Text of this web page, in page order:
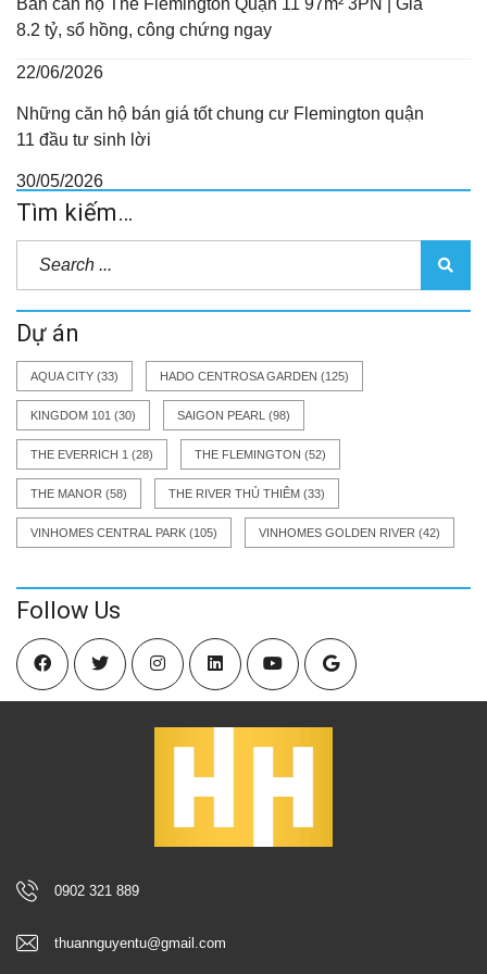
8.2 tỷ, sổ hồng, công chứng ngay
22/06/2026
Những căn hộ bán giá tốt chung cư Flemington quận
11 đầu tư sinh lời
30/05/2026
Tìm kiếm…
Dự án
AQUA CITY (33) HADO CENTROSA GARDEN (125)
KINGDOM 101 (30) SAIGON PEARL (98)
THE EVERRICH 1 (28) THE FLEMINGTON (52)
THE MANOR (58) THE RIVER THỦ THIÊM (33)
VINHOMES CENTRAL PARK (105) VINHOMES GOLDEN RIVER (42)
Follow Us
0902 321 889
thuannguyentu@gmail.com